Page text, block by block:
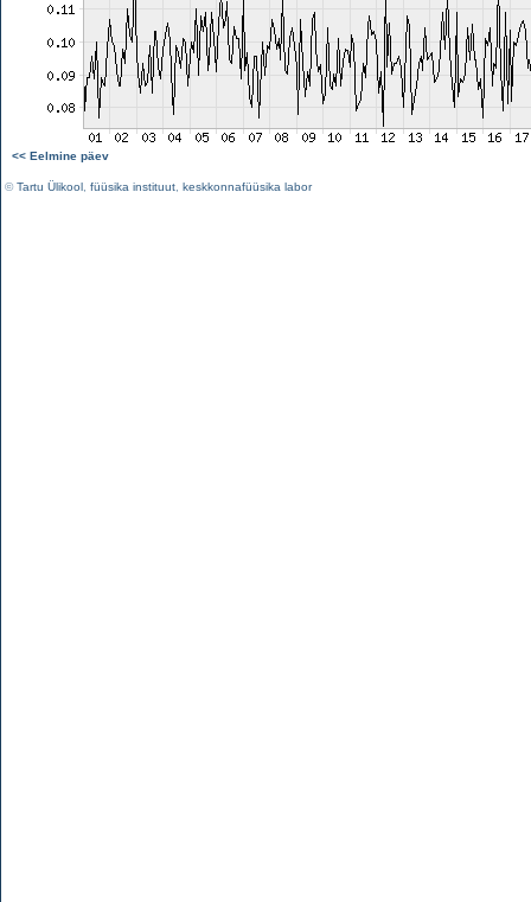
<< Eelmine päev
©Tartu Ülikool füüsika instituut keskkonnafüüsika labor